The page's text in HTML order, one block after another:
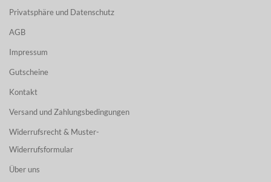
Privatsphäre und Datenschutz
AGB
Impressum
Gutscheine
Kontakt
Versand und Zahlungsbedingungen
Widerrufsrecht & Muster-
Widerrufsformular
Über uns